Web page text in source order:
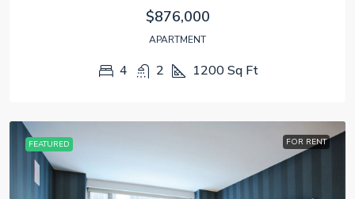
$876,000
APARTMENT
4 2 1200 Sq Ft
FEATURED FOR RENT